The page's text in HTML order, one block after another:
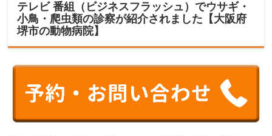
テレビ 番組（ビジネスフラッシュ）でウサギ・
小鳥・爬虫類の診察が紹介されました【大阪府
堺市の動物病院】